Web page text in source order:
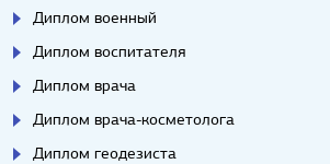
Диплом военный
Диплом воспитателя
Диплом врача
Диплом врача-косметолога
Диплом геодезиста